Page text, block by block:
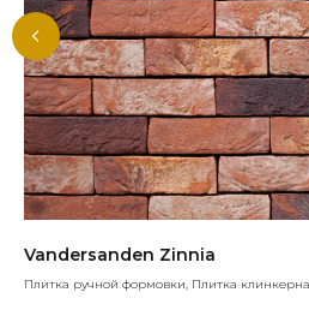
Vandersanden Zinnia
Плитка ручной формовки, Плитка